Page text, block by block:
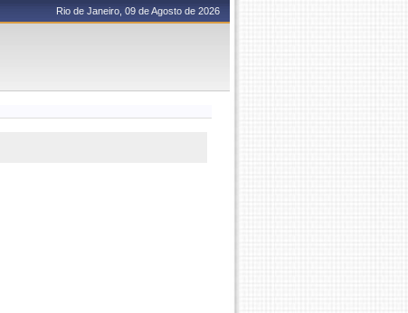
Rio de Janeiro, 09 de Agosto de 2026